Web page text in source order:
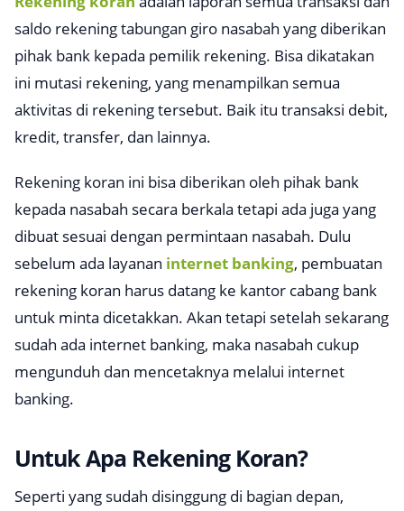
saldo rekening tabungan giro nasabah yang diberikan
pihak bank kepada pemilik rekening. Bisa dikatakan
ini mutasi rekening, yang menampilkan semua
aktivitas di rekening tersebut. Baik itu transaksi debit,
kredit, transfer, dan lainnya.
Rekening koran ini bisa diberikan oleh pihak bank
kepada nasabah secara berkala tetapi ada juga yang
dibuat sesuai dengan permintaan nasabah. Dulu
sebelum ada layanan internet banking, pembuatan
rekening koran harus datang ke kantor cabang bank
untuk minta dicetakkan. Akan tetapi setelah sekarang
sudah ada internet banking, maka nasabah cukup
mengunduh dan mencetaknya melalui internet
banking.
Untuk Apa Rekening Koran?
Seperti yang sudah disinggung di bagian depan,